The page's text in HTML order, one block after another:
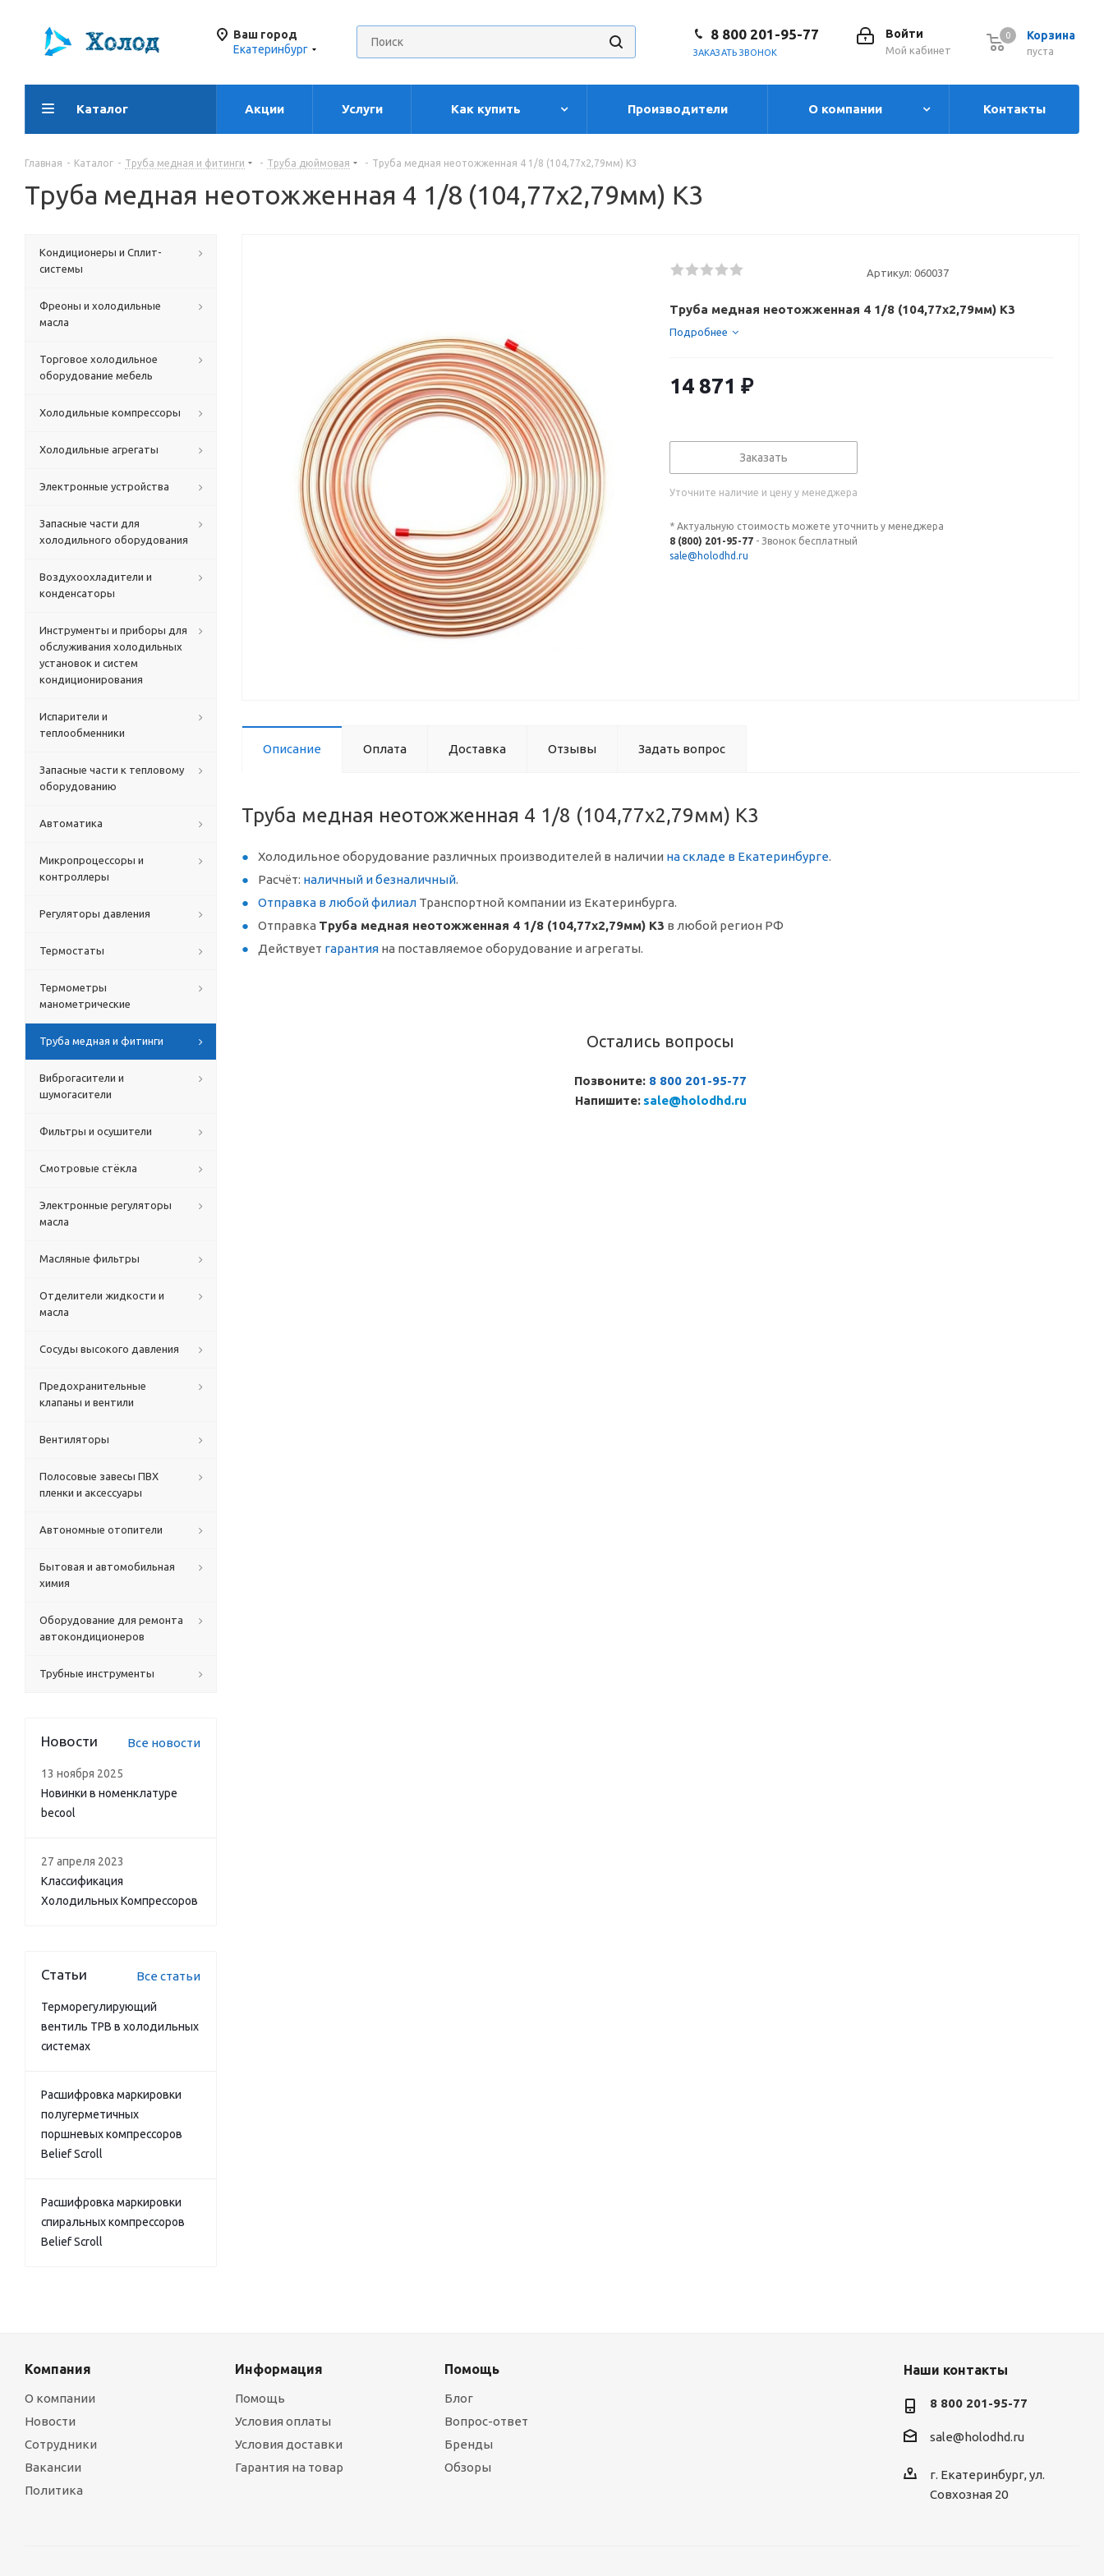
Ваш город
Екатеринбург
Корзина
0
пуста
0
Войти
Мой кабинет
8 800 201-95-77
ЗАКАЗАТЬ ЗВОНОК
Каталог Акции Услуги Как купить Производители О компании Контакты
Главная - Каталог - Труба медная и фитинги - Труба дюймовая - Труба медная неотожженная 4 1/8 (104,77x2,79мм) K3
Труба медная неотожженная 4 1/8 (104,77x2,79мм) K3
Артикул: 060037
Труба медная неотожженная 4 1/8 (104,77x2,79мм) K3
Подробнее
14 871 ₽
Заказать
Уточните наличие и цену у менеджера
* Актуальную стоимость можете уточнить у менеджера
8 (800) 201-95-77 - Звонок бесплатный
sale@holodhd.ru
Описание Оплата Доставка Отзывы Задать вопрос
Труба медная неотожженная 4 1/8 (104,77x2,79мм) K3
Холодильное оборудование различных производителей в наличии на складе в Екатеринбурге.
Расчёт: наличный и безналичный.
Отправка в любой филиал Транспортной компании из Екатеринбурга.
Отправка Труба медная неотожженная 4 1/8 (104,77x2,79мм) K3 в любой регион РФ
Действует гарантия на поставляемое оборудование и агрегаты.
Остались вопросы
Позвоните: 8 800 201-95-77
Напишите: sale@holodhd.ru
Кондиционеры и Сплит-
системы
Фреоны и холодильные
масла
Торговое холодильное
оборудование мебель
Холодильные компрессоры
Холодильные агрегаты
Электронные устройства
Запасные части для
холодильного оборудования
Воздухоохладители и
конденсаторы
Инструменты и приборы для
обслуживания холодильных
установок и систем
кондиционирования
Испарители и
теплообменники
Запасные части к тепловому
оборудованию
Автоматика
Микропроцессоры и
контроллеры
Регуляторы давления
Термостаты
Термометры
манометрические
Труба медная и фитинги
Виброгасители и
шумогасители
Фильтры и осушители
Смотровые стёкла
Электронные регуляторы
масла
Масляные фильтры
Отделители жидкости и
масла
Сосуды высокого давления
Предохранительные
клапаны и вентили
Вентиляторы
Полосовые завесы ПВХ
пленки и аксессуары
Автономные отопители
Бытовая и автомобильная
химия
Оборудование для ремонта
автокондиционеров
Трубные инструменты
Новости Все новости
13 ноября 2025
Новинки в номенклатуре
becool
27 апреля 2023
Классификация
Холодильных Компрессоров
Статьи Все статьи
Терморегулирующий
вентиль ТРВ в холодильных
системах
Расшифровка маркировки
полугерметичных
поршневых компрессоров
Belief Scroll
Расшифровка маркировки
спиральных компрессоров
Belief Scroll
Компания
О компании
Новости
Сотрудники
Вакансии
Политика
Информация
Помощь
Условия оплаты
Условия доставки
Гарантия на товар
Помощь
Блог
Вопрос-ответ
Бренды
Обзоры
Наши контакты
8 800 201-95-77
sale@holodhd.ru
г. Екатеринбург, ул.
Совхозная 20